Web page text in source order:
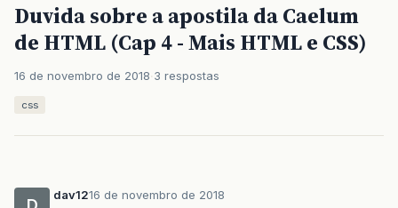
Duvida sobre a apostila da Caelum
de HTML (Cap 4 - Mais HTML e CSS)
16 de novembro de 2018 3 respostas
css
dav1216 de novembro de 2018